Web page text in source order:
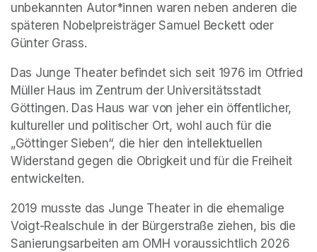
unbekannten Autor*innen waren neben anderen die
späteren Nobelpreisträger Samuel Beckett oder
Günter Grass.
Das Junge Theater befindet sich seit 1976 im Otfried
Müller Haus im Zentrum der Universitätsstadt
Göttingen. Das Haus war von jeher ein öffentlicher,
kultureller und politischer Ort, wohl auch für die
„Göttinger Sieben“, die hier den intellektuellen
Widerstand gegen die Obrigkeit und für die Freiheit
entwickelten.
2019 musste das Junge Theater in die ehemalige
Voigt-Realschule in der Bürgerstraße ziehen, bis die
Sanierungsarbeiten am OMH voraussichtlich 2026